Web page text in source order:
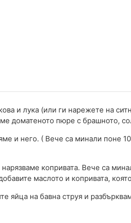
и лука (или ги нарежете на
доматеното пюре с брашното,
и него. ( Вече са минали поне
копривата. Вече са
маслото и копривата,
яйца на бавна струя и